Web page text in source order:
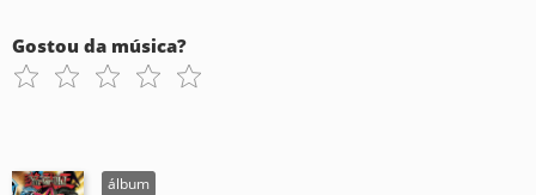
Gostou da música?
álbum